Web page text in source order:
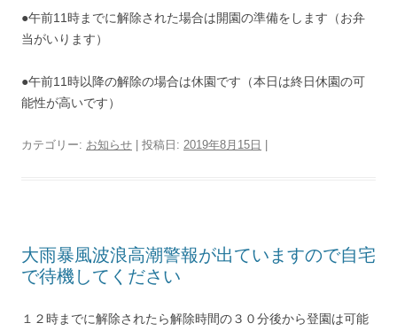
●午前11時までに解除された場合は開園の準備をします（お弁
当がいります）
●午前11時以降の解除の場合は休園です（本日は終日休園の可
能性が高いです）
カテゴリー: お知らせ | 投稿日: 2019年8月15日 |
大雨暴風波浪高潮警報が出ていますので自宅
で待機してください
１２時までに解除されたら解除時間の３０分後から登園は可能